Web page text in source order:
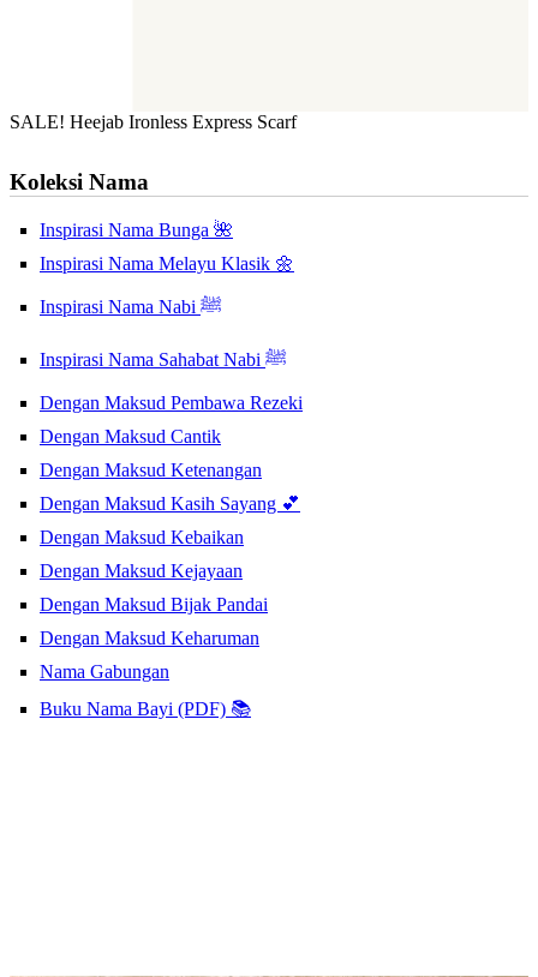
SALE! Heejab Ironless Express Scarf
Koleksi Nama
Inspirasi Nama Bunga 🌺
Inspirasi Nama Melayu Klasik 🌼
Inspirasi Nama Nabi ﷺ
Inspirasi Nama Sahabat Nabi ﷺ
Dengan Maksud Pembawa Rezeki
Dengan Maksud Cantik
Dengan Maksud Ketenangan
Dengan Maksud Kasih Sayang 💕
Dengan Maksud Kebaikan
Dengan Maksud Kejayaan
Dengan Maksud Bijak Pandai
Dengan Maksud Keharuman
Nama Gabungan
Buku Nama Bayi (PDF) 📚